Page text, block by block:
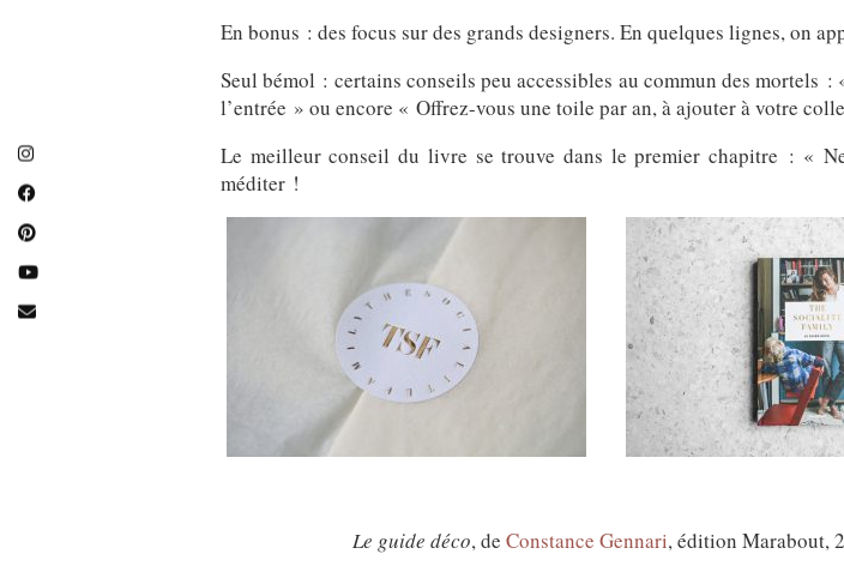
En bonus : des focus sur des grands designers. En quelques lignes, on
Seul bémol : certains conseils peu accessibles au commun des mortels
l’entrée » ou encore « Offrez-vous une toile par an, à ajouter à votre
Le meilleur conseil du livre se trouve dans le premier chapitre : «
méditer !
Le guide déco, de Constance Gennari, édition Marabout,